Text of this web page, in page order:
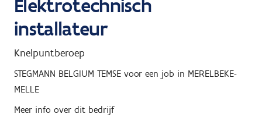
Elektrotechnisch
installateur
Knelpuntberoep
STEGMANN BELGIUM TEMSE voor een job in MERELBEKE-
MELLE
Meer info over dit bedrijf